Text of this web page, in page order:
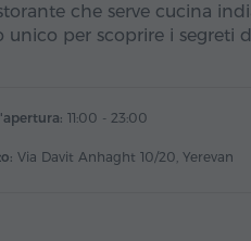
che serve cucina
unico per scoprire i segreti
11:00 - 23:00
Via Davit Anhaght 10/20, Yerevan